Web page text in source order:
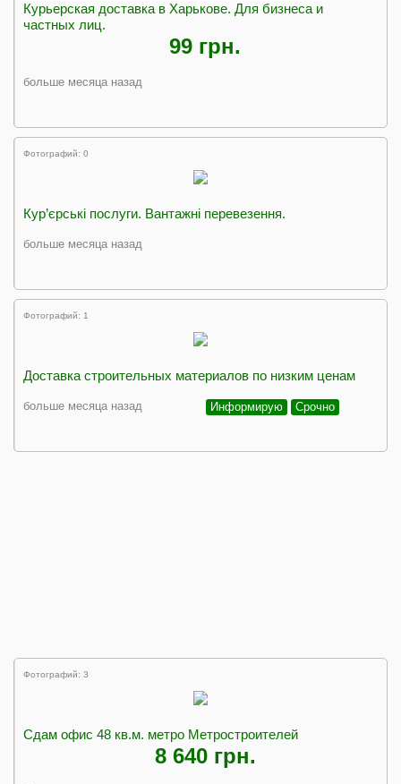
Курьерская доставка в Харькове. Для бизнеса и
частных лиц.
99 грн.
больше месяца назад
Фотографий: 0
Кур’єрські послуги. Вантажні перевезення.
больше месяца назад
Фотографий: 1
Доставка строительных материалов по низким ценам
больше месяца назад Информирую Срочно
Фотографий: 3
Сдам офис 48 кв.м. метро Метростроителей
8 640 грн.